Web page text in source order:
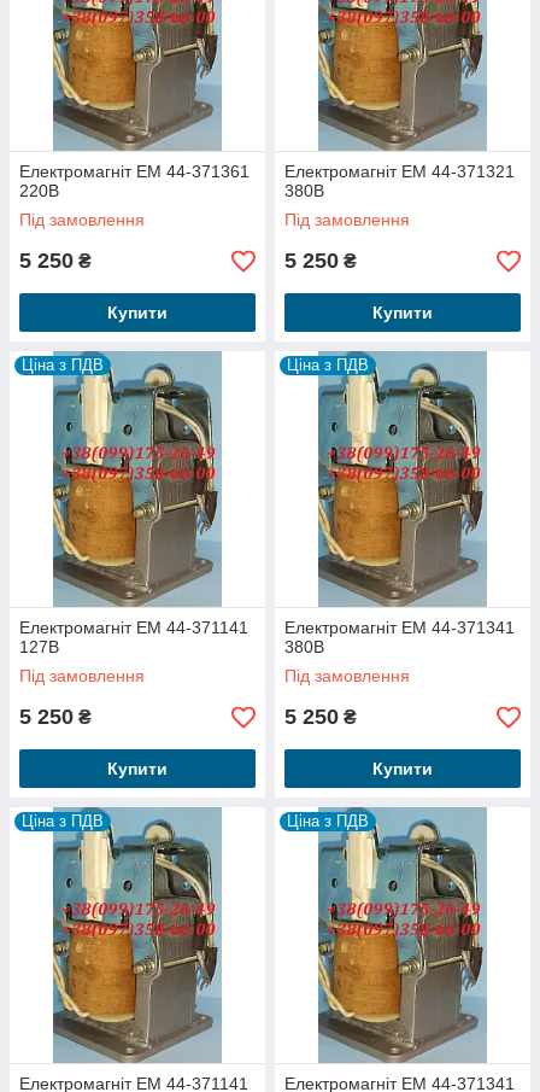
Електромагніт ЕМ 44-371361
220В
Під замовлення
5 250 ₴
Купити
Електромагніт ЕМ 44-371321
380В
Під замовлення
5 250 ₴
Купити
Ціна з ПДВ
Електромагніт ЕМ 44-371141
127В
Під замовлення
5 250 ₴
Купити
Ціна з ПДВ
Електромагніт ЕМ 44-371341
380В
Під замовлення
5 250 ₴
Купити
Ціна з ПДВ
Електромагніт ЕМ 44-371141
Ціна з ПДВ
Електромагніт ЕМ 44-371341